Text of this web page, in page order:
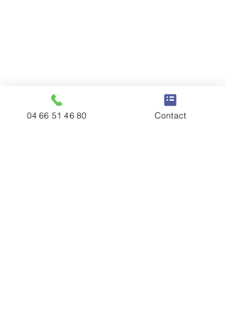
04 66 51 46 80 Contact